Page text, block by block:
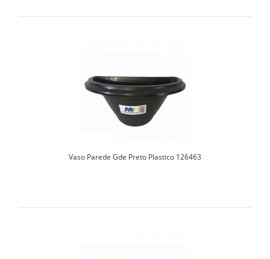
Vaso Parede Gde Preto Plastico 126463